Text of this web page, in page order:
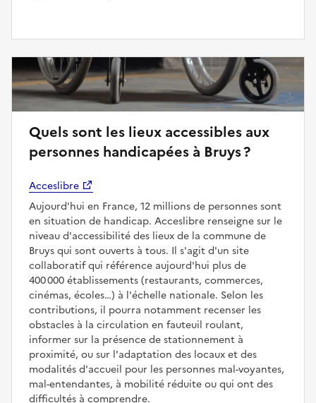
Quels sont les lieux accessibles aux
personnes handicapées à Bruys ?
Acceslibre
Aujourd'hui en France, 12 millions de personnes sont
en situation de handicap. Acceslibre renseigne sur le
niveau d'accessibilité des lieux de la commune de
Bruys qui sont ouverts à tous. Il s'agit d'un site
collaboratif qui référence aujourd'hui plus de
400 000 établissements (restaurants, commerces,
cinémas, écoles…) à l'échelle nationale. Selon les
contributions, il pourra notamment recenser les
obstacles à la circulation en fauteuil roulant,
informer sur la présence de stationnement à
proximité, ou sur l'adaptation des locaux et des
modalités d'accueil pour les personnes mal-voyantes,
mal-entendantes, à mobilité réduite ou qui ont des
difficultés à comprendre.